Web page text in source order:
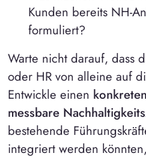
Kunden bereits NH-
formuliert?
Warte nicht darauf, dass
oder HR von alleine auf
Entwickle einen
messbare
bestehende
integriert werden